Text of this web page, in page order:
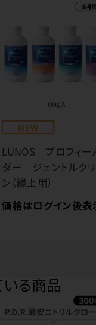
NEW
LUNOS プロフィー
ダー ジェントルク
ン（縁上用）
価格はログイン後表
る商品